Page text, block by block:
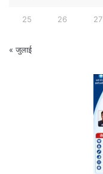
25 26 27
« जुलाई